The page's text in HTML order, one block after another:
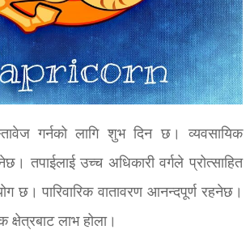
गर्नको लागि शुभ दिन छ। व्यवसायिक
तपाईलाई उच्च अधिकारी वर्गले प्रोत्साहित
छ। पारिवारिक वातावरण आनन्दपूर्ण रहनेछ।
लाभ होला।